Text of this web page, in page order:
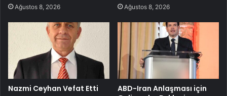
Ağustos 8, 2026 Ağustos 8, 2026
Nazmi Ceyhan Vefat Etti
ABD-Iran Anlaşması için